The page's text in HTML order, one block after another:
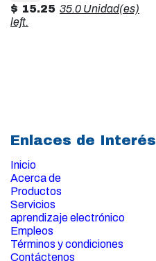
$ 15.25 35.0 Unidad(es)
left.
Enlaces de Interés
Inicio
Acerca de
Productos
Servicios
aprendizaje electrónico
Empleos
Términos y condiciones
Contáctenos